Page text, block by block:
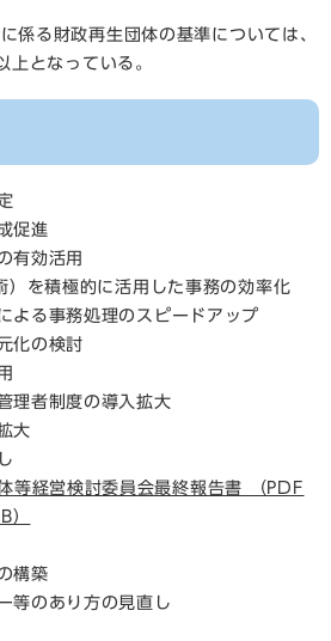
係る財政再生団体の基準については、
となっている。
促進
有効活用
）を積極的に活用した事務の効率化
よる事務処理のスピードアップ
化の検討
理者制度の導入拡大
大
等経営検討委員会最終報告書 （PDF
）
構築
等のあり方の見直し